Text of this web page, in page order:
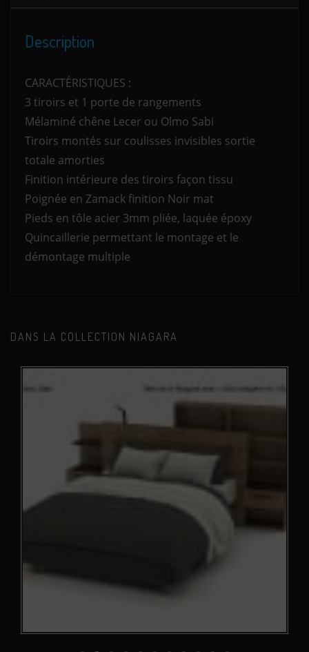
Description
CARACTÉRISTIQUES :
3 tiroirs et 1 porte de rangements
Mélaminé chêne Lecer ou Olmo Sabi
Tiroirs montés sur coulisses invisibles sortie
totale amorties
Finition intérieure des tiroirs façon tissu
Poignée en Zamack finition Noir mat
Pieds en tôle acier 3mm pliée, laquée époxy
Quincaillerie permettant le montage et le
démontage multiple
DANS LA COLLECTION NIAGARA